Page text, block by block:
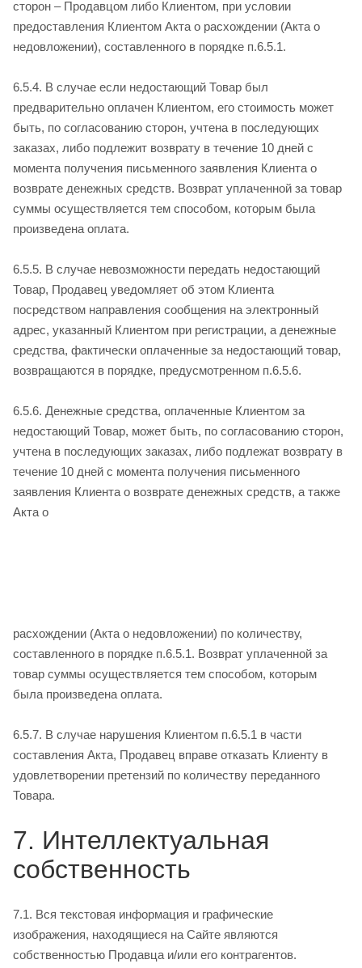
сторон – Продавцом либо Клиентом, при условии
предоставления Клиентом Акта о расхождении (Акта о
недовложении), составленного в порядке п.6.5.1.
6.5.4. В случае если недостающий Товар был
предварительно оплачен Клиентом, его стоимость может
быть, по согласованию сторон, учтена в последующих
заказах, либо подлежит возврату в течение 10 дней с
момента получения письменного заявления Клиента о
возврате денежных средств. Возврат уплаченной за товар
суммы осуществляется тем способом, которым была
произведена оплата.
6.5.5. В случае невозможности передать недостающий
Товар, Продавец уведомляет об этом Клиента
посредством направления сообщения на электронный
адрес, указанный Клиентом при регистрации, а денежные
средства, фактически оплаченные за недостающий товар,
возвращаются в порядке, предусмотренном п.6.5.6.
6.5.6. Денежные средства, оплаченные Клиентом за
недостающий Товар, может быть, по согласованию сторон,
учтена в последующих заказах, либо подлежат возврату в
течение 10 дней с момента получения письменного
заявления Клиента о возврате денежных средств, а также
Акта о
расхождении (Акта о недовложении) по количеству,
составленного в порядке п.6.5.1. Возврат уплаченной за
товар суммы осуществляется тем способом, которым
была произведена оплата.
6.5.7. В случае нарушения Клиентом п.6.5.1 в части
составления Акта, Продавец вправе отказать Клиенту в
удовлетворении претензий по количеству переданного
Товара.
7. Интеллектуальная
собственность
7.1. Вся текстовая информация и графические
изображения, находящиеся на Сайте являются
собственностью Продавца и/или его контрагентов.